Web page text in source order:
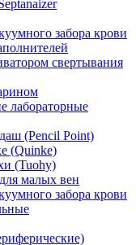
забора крови
свертывания
лабораторные
(Pencil Point)
(Quinke)
(Tuohy)
малых вен
забора крови